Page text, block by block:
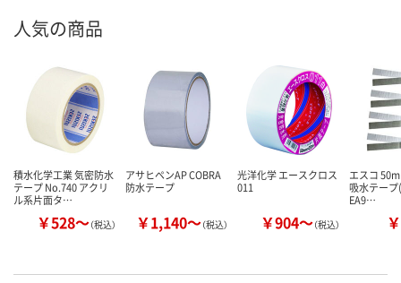
人気の商品
積水化学工業 気密防水
テープ No.740 アクリ
ル系片面タ…
￥528～（税込）
アサヒペンAP COBRA
防水テープ
￥1,140～（税込）
光洋化学 エースクロス
011
￥904～（税込）
エスコ
吸水テー
EA9…